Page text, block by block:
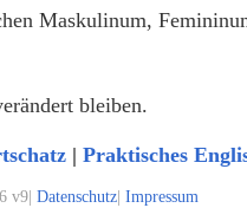
Maskulinum,
bleiben.
| Praktisches
v9| Datenschutz Impressum